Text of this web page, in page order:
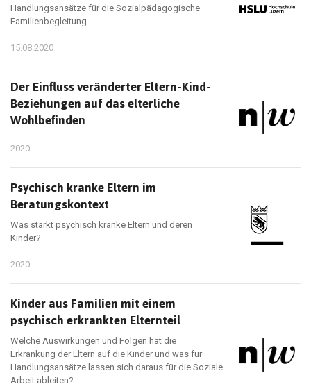
Handlungsansätze für die Sozialpädagogische
Familienbegleitung
15.08.2020
Der Einfluss veränderter Eltern-Kind-
Beziehungen auf das elterliche
Wohlbefinden
2020
Psychisch kranke Eltern im
Beratungskontext
Was stärkt psychisch kranke Eltern und deren
Kinder?
2020
Kinder aus Familien mit einem
psychisch erkrankten Elternteil
Welche Auswirkungen und Folgen hat die
Erkrankung der Eltern auf die Kinder und was für
Handlungsansätze lassen sich daraus für die Soziale
Arbeit ableiten?